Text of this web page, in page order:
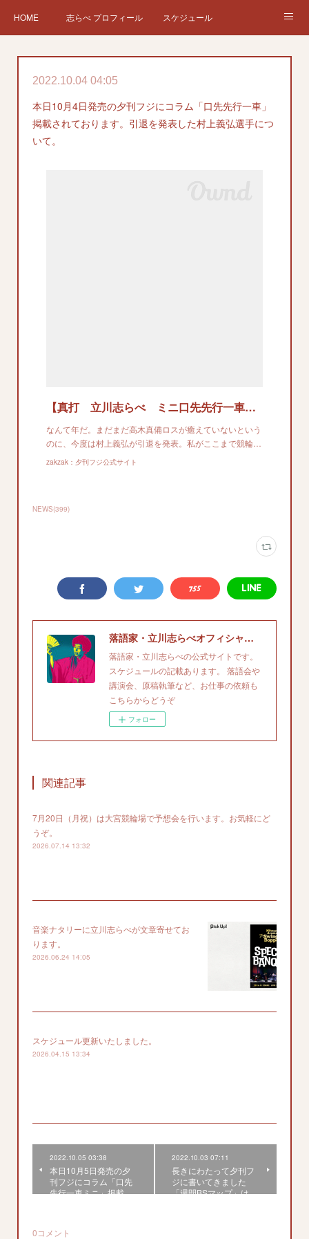
HOME 志らべ プロフィール スケジュール
チケット予約 Instagram
2022.10.04 04:05
本日10月4日発売の夕刊フジにコラム「口先先行一車」
掲載されております。引退を発表した村上義弘選手につ
いて。
【真打 立川志らべ ミニ口先先行一車】村上義弘にノーベル競輪賞！？
なんて年だ。まだまだ高木真備ロスが癒えていないという
のに、今度は村上義弘が引退を発表。私がここまで競輪…
zakzak：夕刊フジ公式サイト
NEWS(399)
落語家・立川志らべオフィシャルサイト
落語家・立川志らべの公式サイトです。
スケジュールの記載あります。 落語会や
講演会、原稿執筆など、お仕事の依頼も
こちらからどうぞ
フォロー
関連記事
7月20日（月祝）は大宮競輪場で予想会を行います。お気軽にど
うぞ。
2026.07.14 13:32
音楽ナタリーに立川志らべが文章寄せてお
ります。
2026.06.24 14:05
スケジュール更新いたしました。
2026.04.15 13:34
2022.10.05 03:38
本日10月5日発売の夕
刊フジにコラム「口先
先行一車ミニ」掲載…
2022.10.03 07:11
長きにわたって夕刊フ
ジに書いてきました
「週間BSマップ」は…
0コメント